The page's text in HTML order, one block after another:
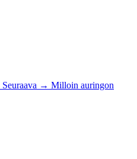
Seuraava → Milloin auringon